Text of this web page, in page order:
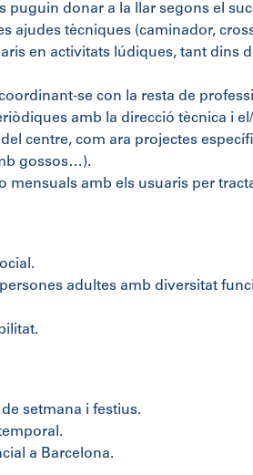
puguin donar a la llar segons el
ajudes tècniques (caminador,
en activitats lúdiques, tant dins
se con la resta de
amb la direcció tècnica i
del centre, com ara projectes
gossos…).
mensuals amb els usuaris per
persones adultes amb diversitat
setmana i festius.
a Barcelona.